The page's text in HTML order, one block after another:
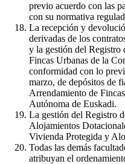
previo acuerdo con las
con su normativa
La recepción y
derivadas de los
y la gestión del Registro
Fincas Urbanas de la
conformidad con lo
marzo, de depósitos de
Arrendamiento de
Autónoma de Euskadi.
La gestión del Registro
Alojamientos
Vivienda Protegida y
Todas las demás
atribuyan el